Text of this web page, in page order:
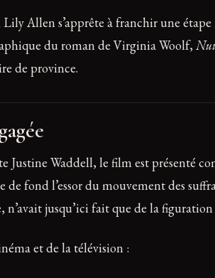
Allen s’apprête à franchir une
du roman de Virginia Woolf,
de province.
Justine Waddell, le film est présenté
fond l’essor du mouvement des
jusqu’ici fait que de la
et de la télévision :